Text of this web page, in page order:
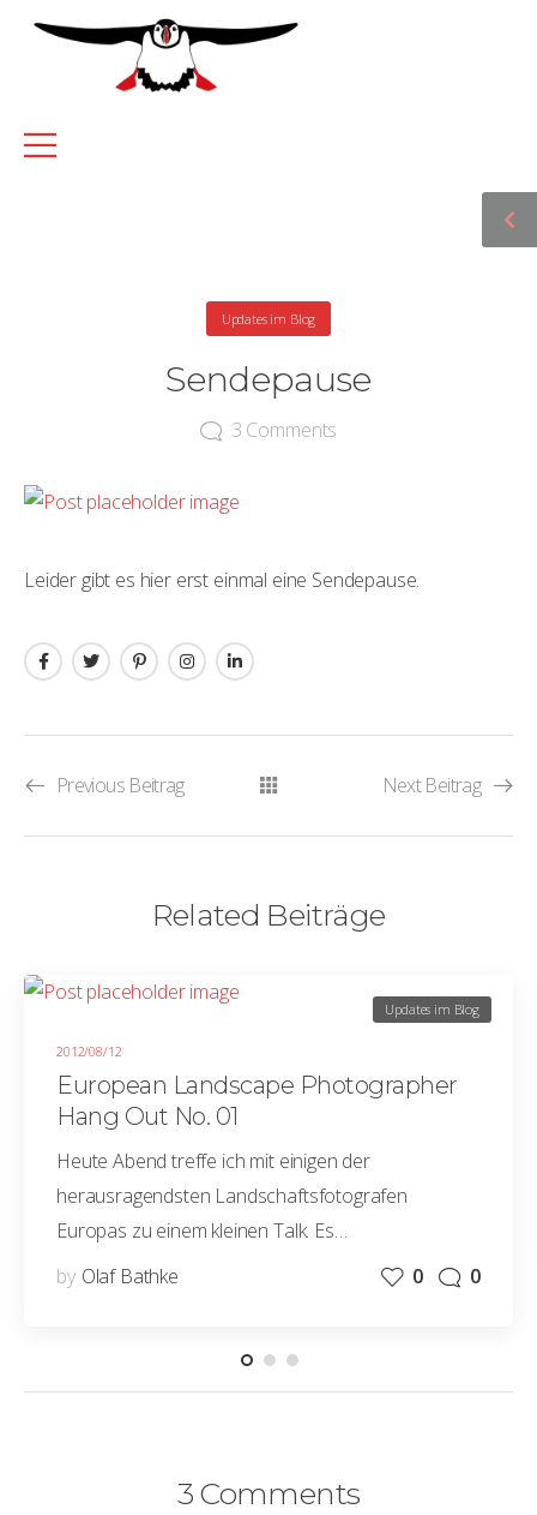
Updates im Blog
Sendepause
3 Comments
Leider gibt es hier erst einmal eine Sendepause.
Previous Beitrag Next Beitrag
Related Beiträge
2012/08/12
Updates im Blog
European Landscape Photographer
Hang Out No. 01
Heute Abend treffe ich mit einigen der
herausragendsten Landschaftsfotografen
Europas zu einem kleinen Talk. Es…
by Olaf Bathke 0 0
3 Comments